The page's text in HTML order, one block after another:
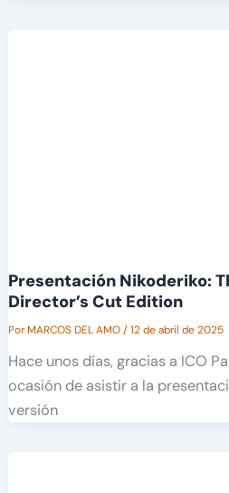
Presentación Nikoderiko:
Director’s Cut Edition
PorMARCOS DEL AMO/12 de abril de 2025
Hace unos días, gracias a ICO
ocasión de asistir a la
versión